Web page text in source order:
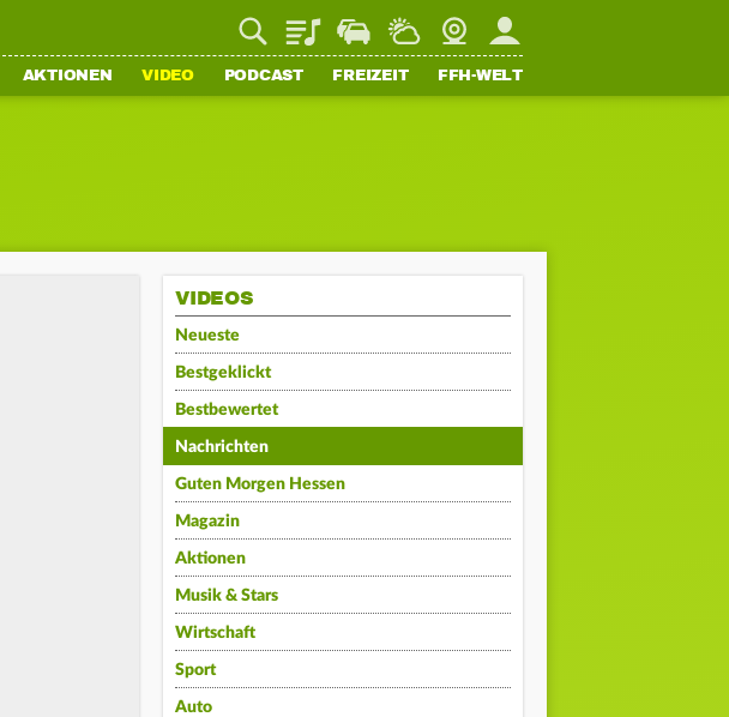
PlaylistStaupilotWetterWebcamMein FFH
AKTIONEN VIDEO PODCAST FREIZEIT FFH-WELT
VIDEOS
Neueste
Bestgeklickt
Bestbewertet
Nachrichten
Guten Morgen Hessen
Magazin
Aktionen
Musik & Stars
Wirtschaft
Sport
Auto